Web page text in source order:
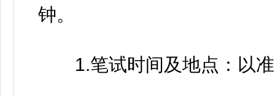
钟。
1.笔试时间及地点：以准